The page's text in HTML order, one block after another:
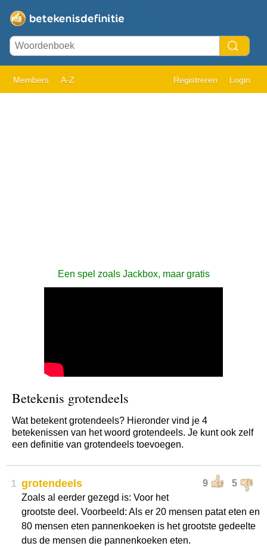
Members A-Z Registreren Login
Een spel zoals Jackbox, maar gratis
Betekenis grotendeels
Wat betekent grotendeels? Hieronder vind je 4
betekenissen van het woord grotendeels. Je kunt ook zelf
een definitie van grotendeels toevoegen.
1 9 5
grotendeels
Zoals al eerder gezegd is: Voor het
grootste deel. Voorbeeld: Als er 20 mensen patat eten en
80 mensen eten pannenkoeken is het grootste gedeelte
dus de mensen die pannenkoeken eten.